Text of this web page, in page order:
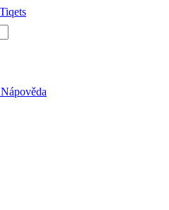
Nápověda